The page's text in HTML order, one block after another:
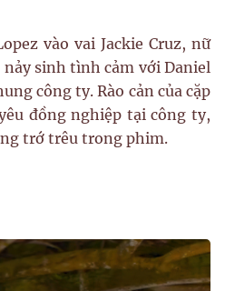
vào vai Jackie Cruz, nữ
nảy sinh tình cảm với Daniel
công ty. Rào cản của cặp
đồng nghiệp tại công ty,
trớ trêu trong phim.